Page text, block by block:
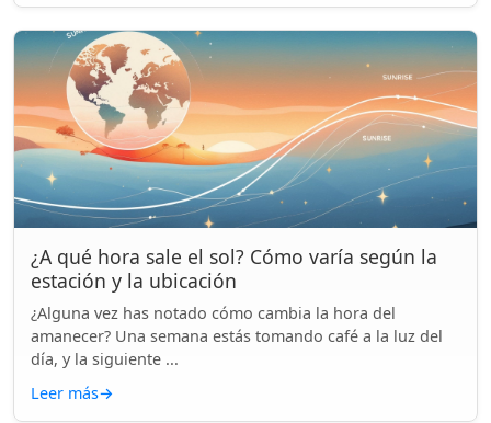
¿A qué hora sale el sol? Cómo varía según la
estación y la ubicación
¿Alguna vez has notado cómo cambia la hora del
amanecer? Una semana estás tomando café a la luz del
día, y la siguiente ...
Leer más→